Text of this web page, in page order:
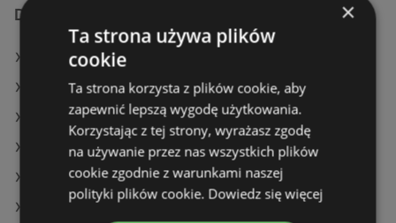
Dodatkowe łącza
Oferty POLOmarket
Oferty SPAR
Oferty Żabka
Aktualne gazetki E.Leclerc
Aktualne gazetki Biedronka
Aktualne gazetki Aldi
×
Ta strona używa plików
cookie
Ta strona korzysta z plików cookie, aby
zapewnić lepszą wygodę użytkowania.
Korzystając z tej strony, wyrażasz zgodę
na używanie przez nas wszystkich plików
cookie zgodnie z warunkami naszej
polityki plików cookie. Dowiedz się więcej